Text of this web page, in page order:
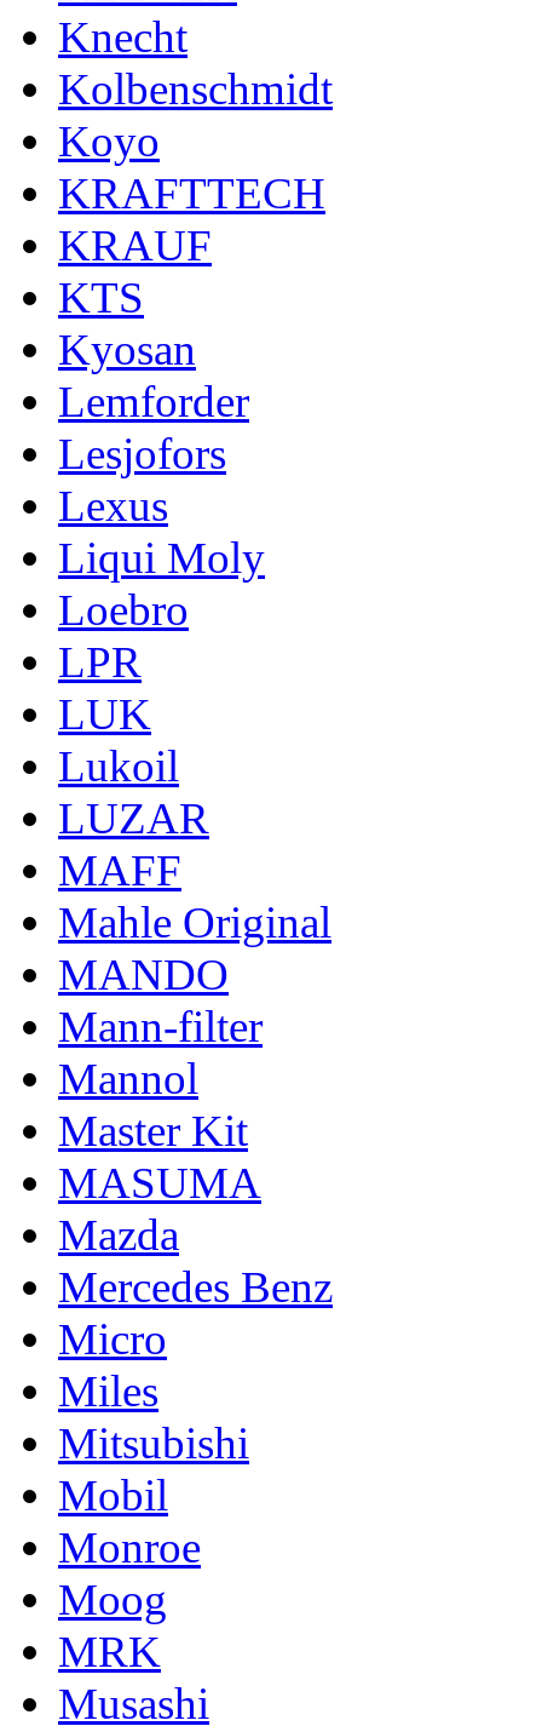
Knecht
Kolbenschmidt
Koyo
KRAFTTECH
KRAUF
KTS
Kyosan
Lemforder
Lesjofors
Lexus
Liqui Moly
Loebro
LPR
LUK
Lukoil
LUZAR
MAFF
Mahle Original
MANDO
Mann-filter
Mannol
Master Kit
MASUMA
Mazda
Mercedes Benz
Micro
Miles
Mitsubishi
Mobil
Monroe
Moog
MRK
Musashi